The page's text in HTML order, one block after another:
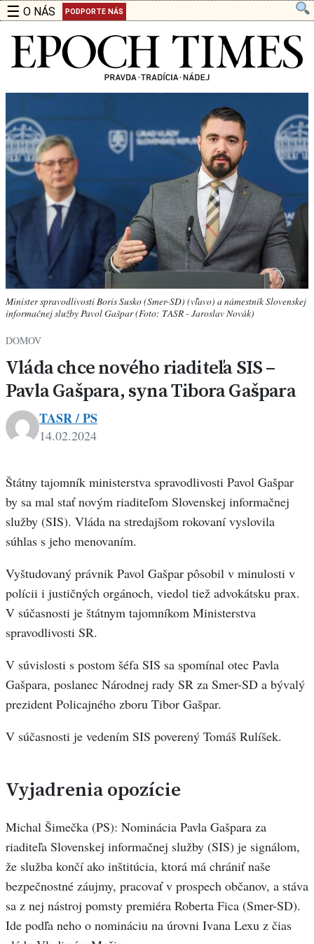
☰ O NÁS PODPORTE NÁS
Minister spravodlivosti Boris Susko (Smer-SD) (vľavo) a námestník Slovenskej
informačnej služby Pavol Gašpar (Foto: TASR - Jaroslav Novák)
DOMOV
Vláda chce nového riaditeľa SIS –
Pavla Gašpara, syna Tibora Gašpara
TASR / PS
14.02.2024
Štátny tajomník ministerstva spravodlivosti Pavol Gašpar
by sa mal stať novým riaditeľom Slovenskej informačnej
služby (SIS). Vláda na stredajšom rokovaní vyslovila
súhlas s jeho menovaním.
Vyštudovaný právnik Pavol Gašpar pôsobil v minulosti v
polícii i justičných orgánoch, viedol tiež advokátsku prax.
V súčasnosti je štátnym tajomníkom Ministerstva
spravodlivosti SR.
V súvislosti s postom šéfa SIS sa spomínal otec Pavla
Gašpara, poslanec Národnej rady SR za Smer-SD a bývalý
prezident Policajného zboru Tibor Gašpar.
V súčasnosti je vedením SIS poverený Tomáš Rulíšek.
Vyjadrenia opozície
Michal Šimečka (PS): Nominácia Pavla Gašpara za
riaditeľa Slovenskej informačnej služby (SIS) je signálom,
že služba končí ako inštitúcia, ktorá má chrániť naše
bezpečnostné záujmy, pracovať v prospech občanov, a stáva
sa z nej nástroj pomsty premiéra Roberta Fica (Smer-SD).
Ide podľa neho o nomináciu na úrovni Ivana Lexu z čias